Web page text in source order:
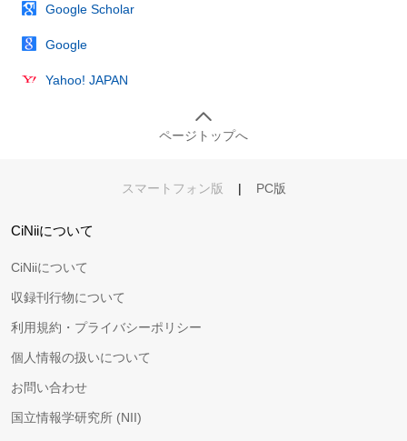
Google Scholar
Google
Yahoo! JAPAN
ページトップへ
スマートフォン版 | PC版
CiNiiについて
CiNiiについて
収録刊行物について
利用規約・プライバシーポリシー
個人情報の扱いについて
お問い合わせ
国立情報学研究所 (NII)